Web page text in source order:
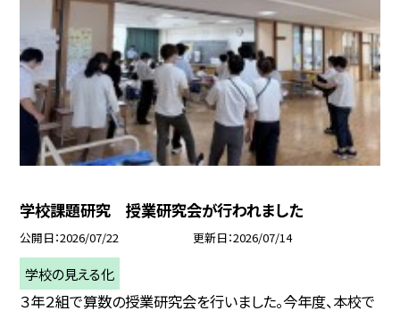
学校課題研究 授業研究会が行われました
公開日 2026/07/22 更新日 2026/07/14
学校の見える化
３年２組で算数の授業研究会を行いました。今年度、本校で